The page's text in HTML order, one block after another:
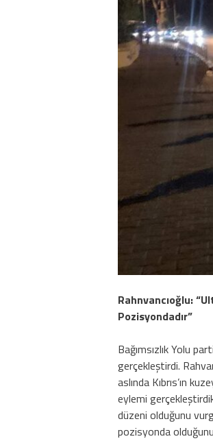
Rahnvancıoğlu:
Pozisyondadır”
Bağımsızlık Yolu
gerçekleştirdi.
aslında Kıbrıs’ın
eylemi
düzeni olduğunu
pozisyonda